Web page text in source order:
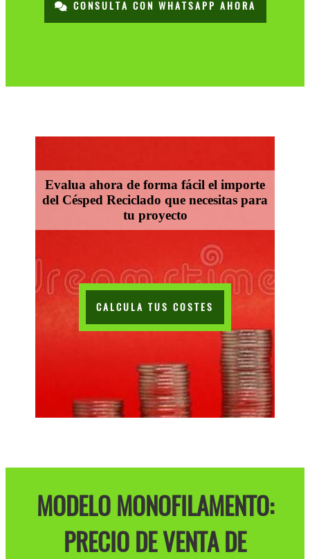
CONSULTA CON WHATSAPP AHORA
Evalua ahora de forma fácil el importe
del Césped Reciclado que necesitas para
tu proyecto
CALCULA TUS COSTES
MODELO MONOFILAMENTO:
PRECIO DE VENTA DE